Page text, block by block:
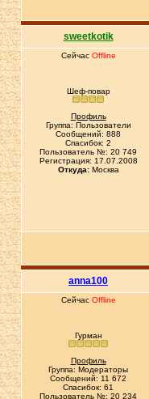
sweetkotik
Сейчас Offline
Шеф-повар
Профиль
Группа: Пользователи
Сообщений: 888
Спасибок: 2
Пользователь №: 20 749
Регистрация: 17.07.2008
Откуда:Москва
anna100
Сейчас Offline
Гурман
Профиль
Группа: Модераторы
Сообщений: 11 672
Спасибок: 61
Пользователь №: 20 234